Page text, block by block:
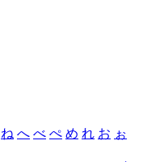
ね へ べ ぺ め れ お ぉ